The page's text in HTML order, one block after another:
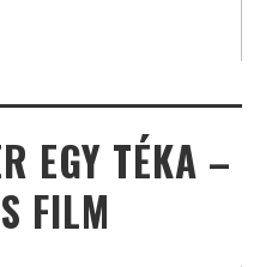
EGY TÉKA –
FILM